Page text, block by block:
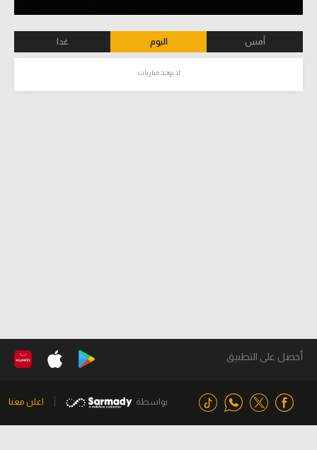
أمس اليوم غدا
لا يوجد مباريات
أحصل على التطبيق
بواسطة اعلن معنا